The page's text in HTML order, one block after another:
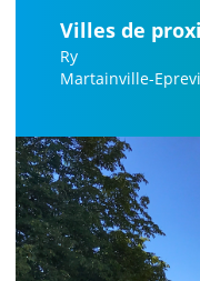
Villes de
Ry
Martainville-